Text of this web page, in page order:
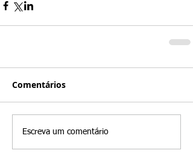
Comentários
Escreva um comentário